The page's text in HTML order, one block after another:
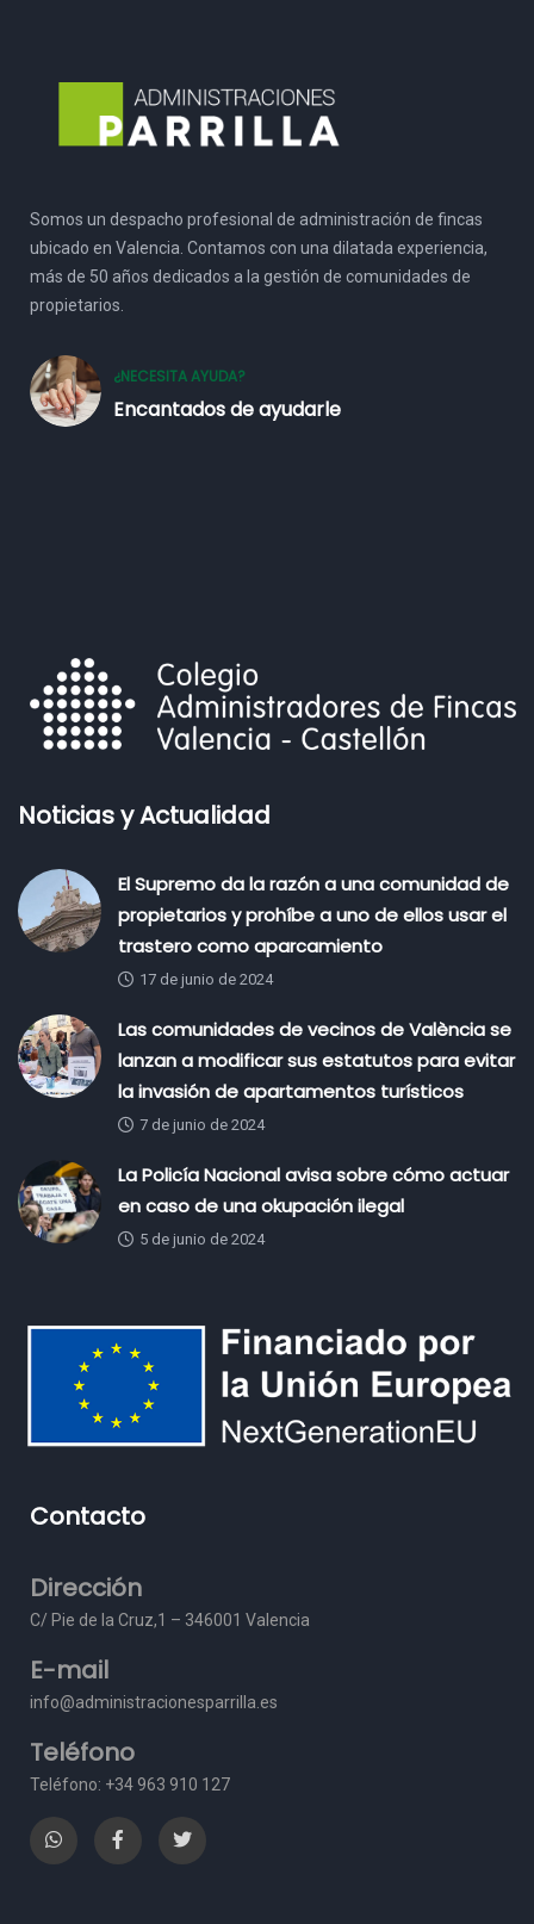
Somos un despacho profesional de administración de fincas
ubicado en Valencia. Contamos con una dilatada experiencia,
más de 50 años dedicados a la gestión de comunidades de
propietarios.
¿NECESITA AYUDA?
Encantados de ayudarle
Noticias y Actualidad
El Supremo da la razón a una comunidad de
propietarios y prohíbe a uno de ellos usar el
trastero como aparcamiento
17 de junio de 2024
Las comunidades de vecinos de València se
lanzan a modificar sus estatutos para evitar
la invasión de apartamentos turísticos
7 de junio de 2024
La Policía Nacional avisa sobre cómo actuar
en caso de una okupación ilegal
5 de junio de 2024
Contacto
Dirección
C/ Pie de la Cruz,1 – 346001 Valencia
E-mail
info@administracionesparrilla.es
Teléfono
Teléfono: +34 963 910 127